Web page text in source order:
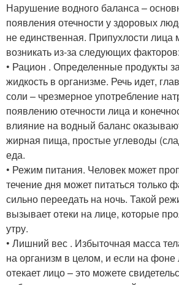
Нарушение водного баланса –
появления отечности у здоровых
не единственная. Припухлости лица
возникать из-за следующих факторов:
• Рацион . Определенные продукты
жидкость в организме. Речь идет,
соли – чрезмерное употребление
появлению отечности лица и
влияние на водный баланс
жирная пища, простые углеводы
еда.
• Режим питания. Человек может
течение дня может питаться только
сильно переедать на ночь. Такой
вызывает отеки на лице, которые
утру.
• Лишний вес . Избыточная масса
на организм в целом, и если на фоне
отекает лицо – это можете